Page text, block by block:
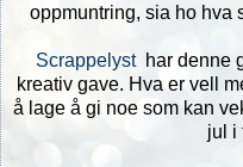
oppmuntring, sia ho hva
Scrappelysthar denne
kreativ gave. Hva er vell
å lage å gi noe som kan
jul i